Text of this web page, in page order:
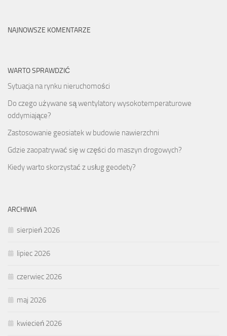
NAJNOWSZE KOMENTARZE
WARTO SPRAWDZIĆ
Sytuacja na rynku nieruchomości
Do czego używane są wentylatory wysokotemperaturowe
oddymiające?
Zastosowanie geosiatek w budowie nawierzchni
Gdzie zaopatrywać się w części do maszyn drogowych?
Kiedy warto skorzystać z usług geodety?
ARCHIWA
sierpień 2026
lipiec 2026
czerwiec 2026
maj 2026
kwiecień 2026